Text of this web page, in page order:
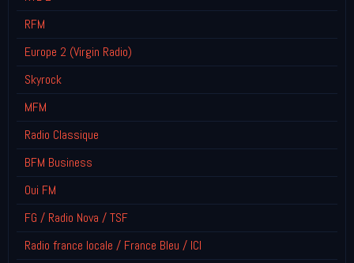
RFM
Europe 2 (Virgin Radio)
Skyrock
MFM
Radio Classique
BFM Business
Oui FM
FG / Radio Nova / TSF
Radio france locale / France Bleu / ICI